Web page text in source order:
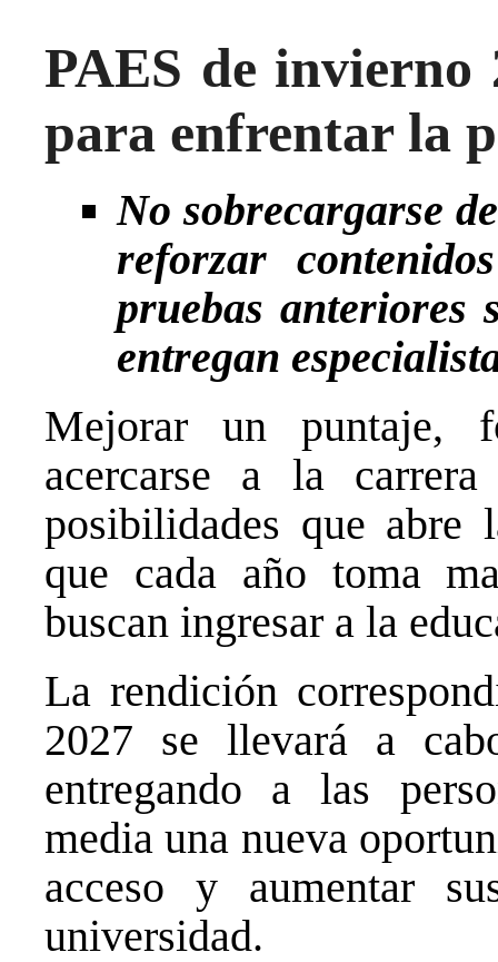
PAES de invierno
para enfrentar la
No sobrecargarse
reforzar
pruebas anteriores
entregan
Mejorar un puntaje,
acercarse a la
posibilidades que
que cada año toma
buscan ingresar a la
La rendición
2027 se llevará a
entregando a las
media una nueva
acceso y aumentar
universidad.